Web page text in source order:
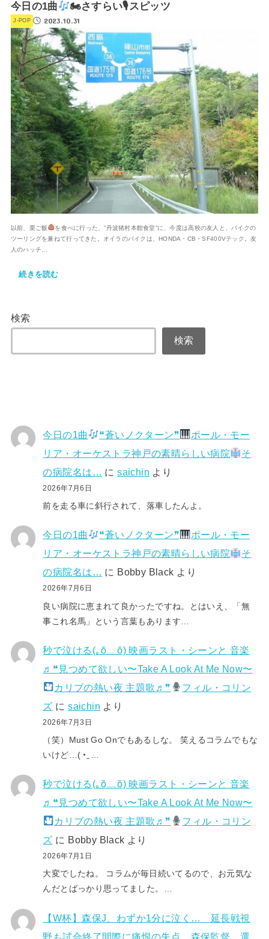
今日の1曲 🏍さすらい🎙スピッツ
J-POP 2023.10.31
以前、栗ご飯
を食べに行った、”丹波猪村本館食堂”に、今度は高校の友人と、バイクの
ツーリングを兼ねて行ってきた。オイラのバイクは、HONDA・CB・SF400Vテック。友
人のハッチ...
続きを読む
検索
検索
今日の1曲 ❝蒼いノクターン❞
ポール・モー
リア・オーケストラ神戸の素晴らしい病院
そ
の病院名は… にsaichin より
2026年7月6日
前を走る車に斜行されて、落車したんよ。
今日の1曲 ❝蒼いノクターン❞
ポール・モー
リア・オーケストラ神戸の素晴らしい病院
そ
の病院名は… に Bobby Black より
2026年7月6日
良い病院に恵まれて良かったですね。とはいえ、「無
事これ名馬」という言葉もあります…
秒で泣ける(⁠｡⁠ŏ⁠﹏⁠ŏ⁠) 映画ラスト・シーンと 音楽
♬❝見つめて欲しい〜Take A Look At Me Now〜
カリブの熱い夜 主題歌♬❞
フィル・コリン
ズ にsaichin より
2026年7月3日
（笑）Must Go Onでもあるしな。 笑えるコラムでもな
いけど…(⁠◔⁠‿⁠…
秒で泣ける(⁠｡⁠ŏ⁠﹏⁠ŏ⁠) 映画ラスト・シーンと 音楽
♬❝見つめて欲しい〜Take A Look At Me Now〜
カリブの熱い夜 主題歌♬❞
フィル・コリン
ズ に Bobby Black より
2026年7月1日
大変でしたね。 コラムが毎日続いてるので、お元気な
んだとばっかり思ってました。…
【W杯】森保J、わずか1分に泣く… 延長戦視
野も試合終了間際に痛恨の失点 森保監督、選